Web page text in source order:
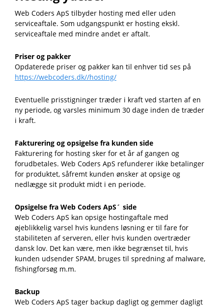
Web Coders ApS tilbyder hosting med eller uden
serviceaftale. Som udgangspunkt er hosting ekskl.
serviceaftale med mindre andet er aftalt.
Priser og pakker
Opdaterede priser og pakker kan til enhver tid ses på
https://webcoders.dk//hosting/
Eventuelle prisstigninger træder i kraft ved starten af en
ny periode, og varsles minimum 30 dage inden de træder
i kraft.
Fakturering og opsigelse fra kunden side
Fakturering for hosting sker for et år af gangen og
forudbetales. Web Coders ApS refunderer ikke betalinger
for produktet, såfremt kunden ønsker at opsige og
nedlægge sit produkt midt i en periode.
Opsigelse fra Web Coders ApS´ side
Web Coders ApS kan opsige hostingaftale med
øjeblikkelig varsel hvis kundens løsning er til fare for
stabiliteten af serveren, eller hvis kunden overtræder
dansk lov. Det kan være, men ikke begrænset til, hvis
kunden udsender SPAM, bruges til spredning af malware,
fishingforsøg m.m.
Backup
Web Coders ApS tager backup dagligt og gemmer dagligt